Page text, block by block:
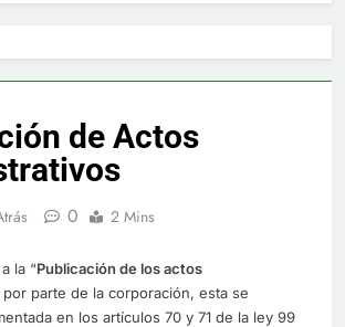
de Actos
0 2 Mins
la “Publicación de los actos
por parte de la corporación, esta se
en los artículos 70 y 71 de la ley 99